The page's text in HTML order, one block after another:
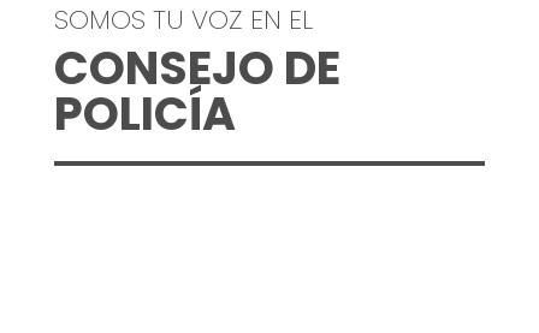
SOMOS TU VOZ EN EL
CONSEJO DE
POLICÍA